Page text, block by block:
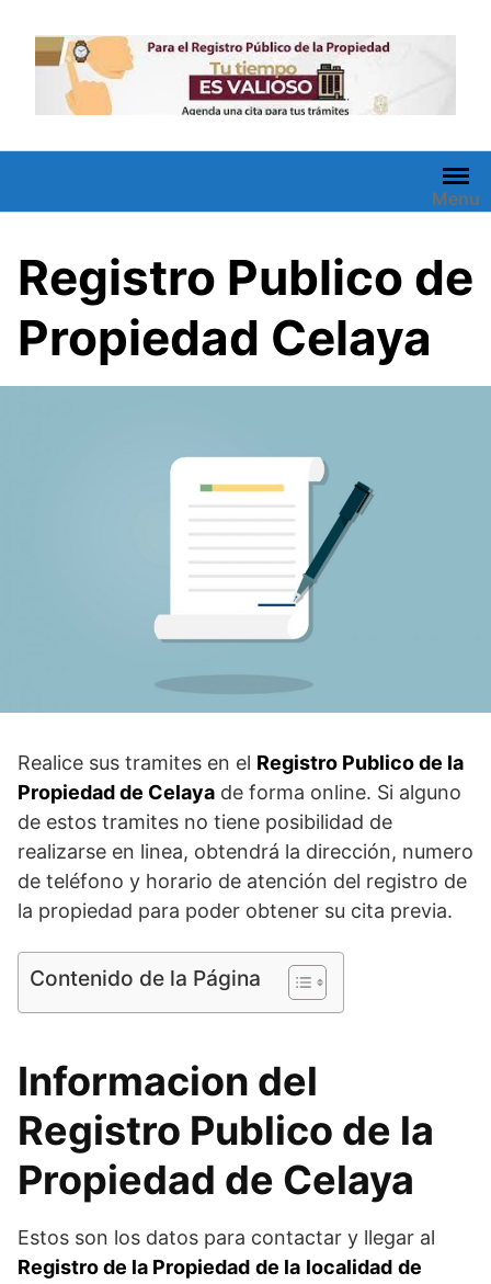
contenido
Menu
Registro Publico de
Propiedad Celaya
Realice sus tramites en el Registro Publico de la
Propiedad de Celaya de forma online. Si alguno
de estos tramites no tiene posibilidad de
realizarse en linea, obtendrá la dirección, numero
de teléfono y horario de atención del registro de
la propiedad para poder obtener su cita previa.
Contenido de la Página
Informacion del
Registro Publico de la
Propiedad de Celaya
Estos son los datos para contactar y llegar al
Registro de la Propiedad de la localidad de